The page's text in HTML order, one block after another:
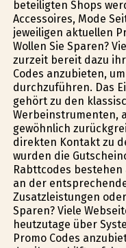
beteiligten Shops
Accessoires, Mode
jeweiligen aktuellen
Wollen Sie Sparen?
zurzeit bereit dazu
Codes anzubieten,
durchzuführen. Das
gehört zu den
Werbeinstrumenten,
gewöhnlich
direkten Kontakt zu
wurden die
Rabttcodes
an der
Zusatzleistungen
Sparen? Viele
heutzutage über
Promo Codes